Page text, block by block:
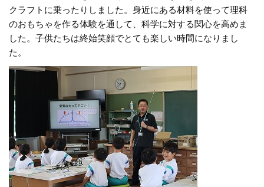
クラフトに乗ったりしました。身近にある材料を使って理科
のおもちゃを作る体験を通して、科学に対する関心を高めま
した。子供たちは終始笑顔でとても楽しい時間になりまし
た。